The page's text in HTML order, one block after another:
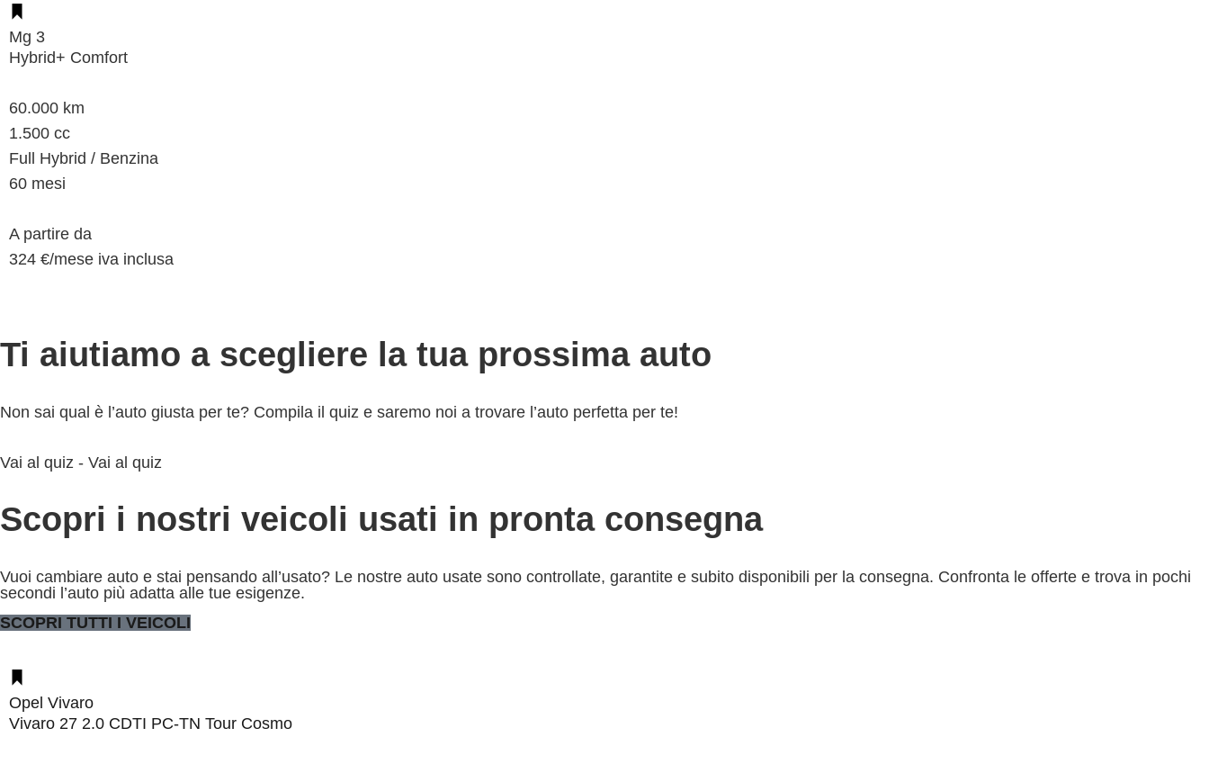
Mg 3
Hybrid+ Comfort
60.000 km
1.500 cc
Full Hybrid / Benzina
60 mesi
A partire da
324 €/mese iva inclusa
Ti aiutiamo a scegliere la tua prossima auto
Non sai qual è l’auto giusta per te? Compila il quiz e saremo noi a trovare l’auto perfetta per te!
Vai al quiz - Vai al quiz
Scopri i nostri veicoli usati in pronta consegna
Vuoi cambiare auto e stai pensando all’usato? Le nostre auto usate sono controllate, garantite e subito disponibili per la consegna. Confronta le offerte e trova in pochi
secondi l’auto più adatta alle tue esigenze.
SCOPRI TUTTI I VEICOLI
Opel Vivaro
Vivaro 27 2.0 CDTI PC-TN Tour Cosmo